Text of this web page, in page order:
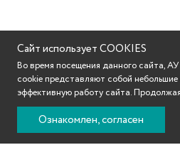
Сайт использует COOKIES
Во время посещения данного сайта,
cookie представляют собой
эффективную работу сайта.
Ознакомлен, согласен